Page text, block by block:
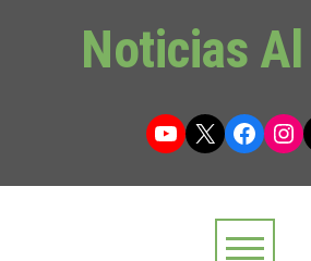
Noticias
YouTube
X